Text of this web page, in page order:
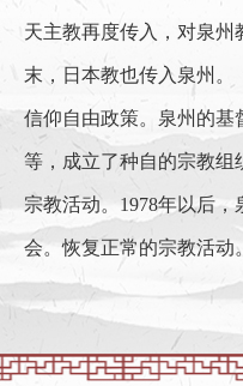
天主教再度传入，对泉
末，日本教也传入泉州。
信仰自由政策。泉州的基
等，成立了种自的宗教组
宗教活动。1978年以后
会。恢复正常的宗教活动。